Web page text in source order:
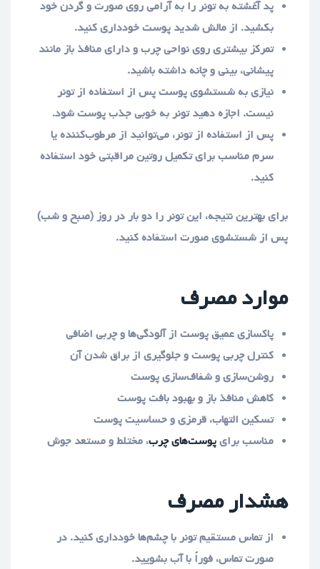
پد آغشته به تونر را به آرامی روی صورت و گردن خود
بکشید. از مالش شدید پوست خودداری کنید.
تمرکز بیشتری روی نواحی چرب و دارای منافذ باز مانند
پیشانی، بینی و چانه داشته باشید.
نیازی به شستشوی پوست پس از استفاده از تونر
نیست. اجازه دهید تونر به خوبی جذب پوست شود.
پس از استفاده از تونر، می‌توانید از مرطوب‌کننده یا
سرم مناسب برای تکمیل روتین مراقبتی خود استفاده
کنید.
برای بهترین نتیجه، این تونر را دو بار در روز (صبح و شب)
پس از شستشوی صورت استفاده کنید.
موارد مصرف
پاکسازی عمیق پوست از آلودگی‌ها و چربی اضافی
کنترل چربی پوست و جلوگیری از براق شدن آن
روشن‌سازی و شفاف‌سازی پوست
کاهش منافذ باز و بهبود بافت پوست
تسکین التهاب، قرمزی و حساسیت پوست
مناسب برایپوست‌های چرب، مختلط و مستعد جوش
هشدار مصرف
از تماس مستقیم تونر با چشم‌ها خودداری کنید. در
صورت تماس، فوراً با آب بشویید.